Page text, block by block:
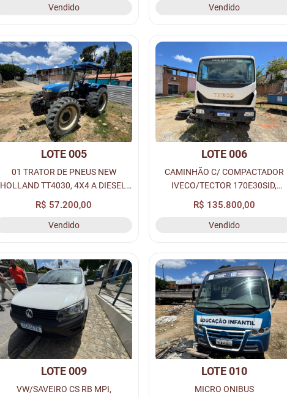
01340739523.
Vendido Vendido
LOTE 005
01 TRATOR DE PNEUS NEW
HOLLAND TT4030, 4X4 A DIESEL,
COR AZUL, S/N:
*HCCZTT75LHCG7475*.
R$ 57.200,00
Vendido
LOTE 006
CAMINHÃO C/ COMPACTADOR
IVECO/TECTOR 170E30SID,
ANO/MODELO 2022, COR BRANCA
A DIESEL, PLACA: SAD8B23.
R$ 135.800,00
Vendido
LOTE 009
VW/SAVEIRO CS RB MPI,
LOTE 010
MICRO ONIBUS